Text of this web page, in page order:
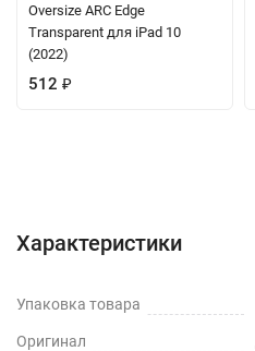
Oversize ARC Edge
Transparent для iPad 10
(2022)
512 ₽
Характеристики
Упаковка товара
Оригинал